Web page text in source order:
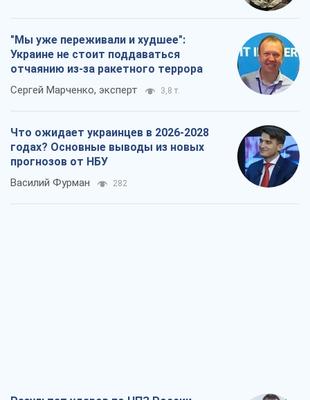
"Мы уже переживали и худшее":
Украине не стоит поддаваться
отчаянию из-за ракетного террора
Сергей Марченко, эксперт 3,8 т.
Что ожидает украинцев в 2026-2028
годах? Основные выводы из новых
прогнозов от НБУ
Василий Фурман 282